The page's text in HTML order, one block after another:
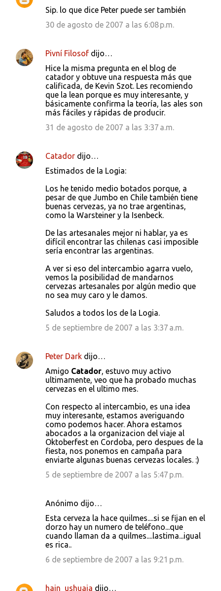
Sip. lo que dice Peter puede ser también
30 de agosto de 2007 a las 6:08 p.m.
Pivní Filosof dijo…
Hice la misma pregunta en el blog de
catador y obtuve una respuesta más que
calificada, de Kevin Szot. Les recomiendo
que la lean porque es muy interesante, y
básicamente confirma la teoría, las ales son
más fáciles y rápidas de producir.
31 de agosto de 2007 a las 3:37 a.m.
Catador dijo…
Estimados de la Logia:
Los he tenido medio botados porque, a
pesar de que Jumbo en Chile también tiene
buenas cervezas, ya no trae argentinas,
como la Warsteiner y la Isenbeck.
De las artesanales mejor ni hablar, ya es
difícil encontrar las chilenas casi imposible
sería encontrar las argentinas.
A ver si eso del intercambio agarra vuelo,
vemos la posibilidad de mandarnos
cervezas artesanales por algún medio que
no sea muy caro y le damos.
Saludos a todos los de la Logia.
5 de septiembre de 2007 a las 3:37 a.m.
Peter Dark dijo…
Amigo Catador, estuvo muy activo
ultimamente, veo que ha probado muchas
cervezas en el ultimo mes.
Con respecto al intercambio, es una idea
muy interesante, estamos averiguando
como podemos hacer. Ahora estamos
abocados a la organizacion del viaje al
Oktoberfest en Cordoba, pero despues de la
fiesta, nos ponemos en campaña para
enviarte algunas buenas cervezas locales. :)
5 de septiembre de 2007 a las 5:47 p.m.
Anónimo dijo…
Esta cerveza la hace quilmes....si se fijan en el
dorzo hay un numero de teléfono...que
cuando llaman da a quilmes....lastima...igual
es rica..
6 de septiembre de 2007 a las 9:21 p.m.
hain_ushuaia dijo…